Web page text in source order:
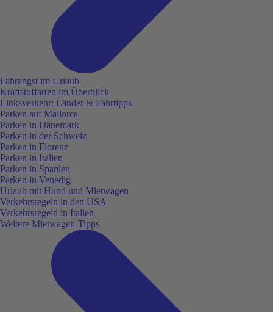
Fahrangst im Urlaub
Kraftstoffarten im Überblick
Linksverkehr: Länder & Fahrtipps
Parken auf Mallorca
Parken in Dänemark
Parken in der Schweiz
Parken in Florenz
Parken in Italien
Parken in Spanien
Parken in Venedig
Urlaub mit Hund und Mietwagen
Verkehrsregeln in den USA
Verkehrsregeln in Italien
Weitere Mietwagen-Tipps